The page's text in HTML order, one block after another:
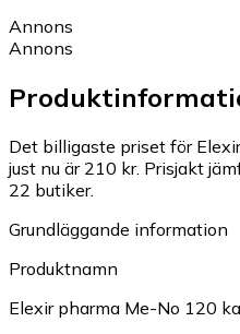
Annons
Annons
Det billigaste priset för
just nu är 210 kr. Prisjakt
22 butiker.
Grundläggande information
Produktnamn
Elexir pharma Me-No 120